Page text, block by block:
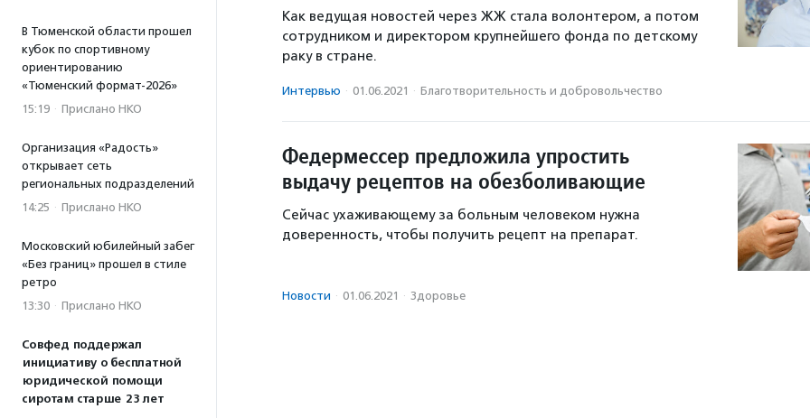
В Тюменской области прошел
кубок по спортивному
ориентированию
«Тюменский формат-2026»
15:19 · Прислано НКО
Организация «Радость»
открывает сеть
региональных подразделений
14:25 · Прислано НКО
Московский юбилейный забег
«Без границ» прошел в стиле
ретро
13:30 · Прислано НКО
Совфед поддержал
инициативу о бесплатной
юридической помощи
сиротам старше 23 лет
Как ведущая новостей через ЖЖ стала волонтером, а потом
сотрудником и директором крупнейшего фонда по детскому
раку в стране.
Интервью · 01.06.2021 · Благотвори­тель­ность и доброволь­чест­во
Федермессер предложила упростить
выдачу рецептов на обезболивающие
Сейчас ухаживающему за больным человеком нужна
доверенность, чтобы получить рецепт на препарат.
Новости · 01.06.2021 · Здоровье